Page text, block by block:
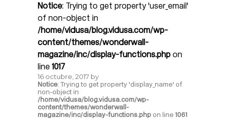
Notice: Trying to get property 'user_email'
of non-object in
/home/vidusa/blog.vidusa.com/wp-
content/themes/wonderwall-
magazine/inc/display-functions.php on
line 1017
16 octubre, 2017 by
Notice: Trying to get property 'display_name' of
non-object in
/home/vidusa/blog.vidusa.com/wp-
content/themes/wonderwall-
magazine/inc/display-functions.php on line 1061